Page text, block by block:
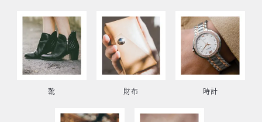
靴 財布 時計